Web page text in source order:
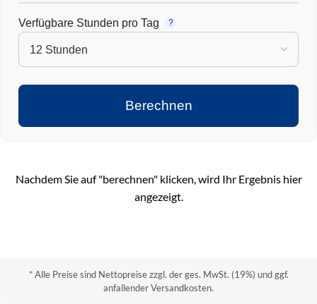
Verfügbare Stunden pro Tag ?
Berechnen
Nachdem Sie auf "berechnen" klicken, wird Ihr Ergebnis hier
angezeigt.
* Alle Preise sind Nettopreise zzgl. der ges. MwSt. (19%) und ggf.
anfallender Versandkosten.